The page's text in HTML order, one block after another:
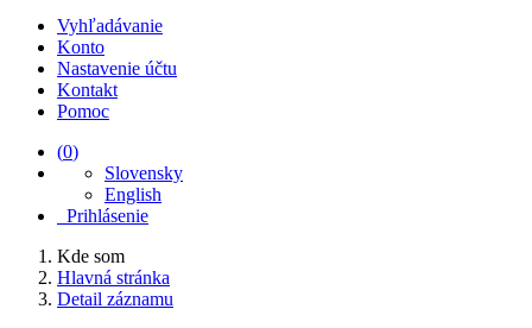
Vyhľadávanie
Konto
Nastavenie účtu
Kontakt
Pomoc
(0)
Slovensky
English
Prihlásenie
Kde som
Hlavná stránka
Detail záznamu